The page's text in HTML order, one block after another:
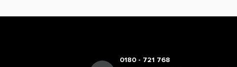
0180 - 721 768